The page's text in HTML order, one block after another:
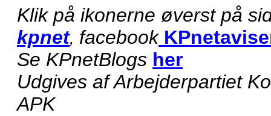
Klik på ikonerne øverst på
kpnet, facebook
Se KPnetBlogs her
Udgives af Arbejderpartiet
APK